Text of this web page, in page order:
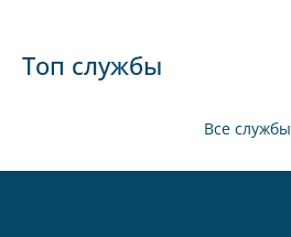
Топ службы
Все службы